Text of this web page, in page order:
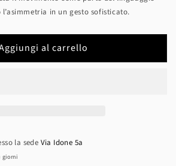
in un gesto sofisticato.
al carrello
la sede Via Idone 5a
giorni